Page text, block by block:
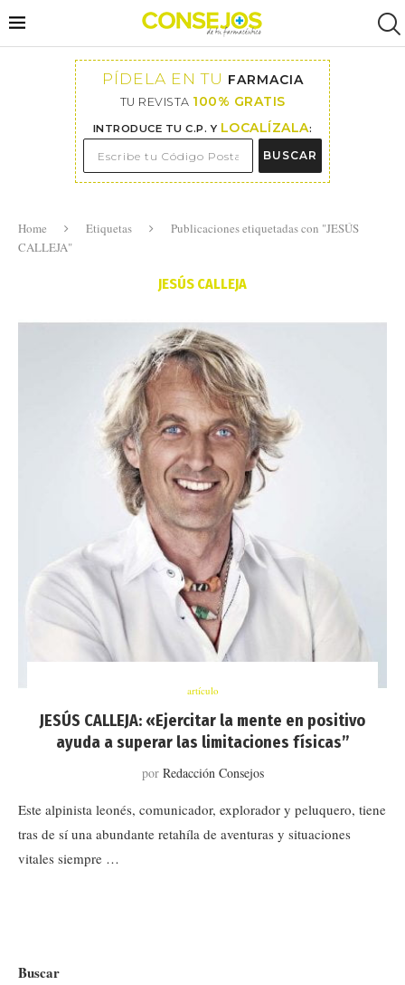
PÍDELA EN TU FARMACIA
TU REVISTA 100% GRATIS
INTRODUCE TU C.P. Y LOCALÍZALA:
BUSCAR
Home Etiquetas
Publicaciones etiquetadas con "JESÚS
CALLEJA"
JESÚS CALLEJA
artículo
JESÚS CALLEJA: «Ejercitar la mente en positivo
ayuda a superar las limitaciones físicas”
por Redacción Consejos
Este alpinista leonés, comunicador, explorador y peluquero, tiene
tras de sí una abundante retahíla de aventuras y situaciones
vitales siempre …
Buscar